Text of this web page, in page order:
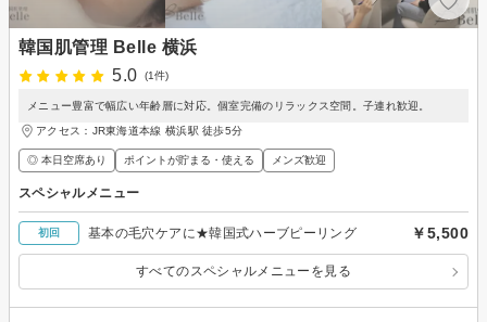
韓国肌管理 Belle 横浜
5.0
(1件)
メニュー豊富で幅広い年齢層に対応。個室完備のリラックス空間。子連れ歓迎。
アクセス：JR東海道本線 横浜駅 徒歩5分
◎ 本日空席あり ポイントが貯まる・使える メンズ歓迎
スペシャルメニュー
初回 基本の毛穴ケアに★韓国式ハーブピーリング ￥5,500
すべてのスペシャルメニューを見る